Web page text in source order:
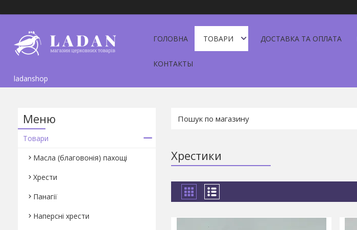
ladanshop
ГОЛОВНА ТОВАРИ ДОСТАВКА ТА ОПЛАТА
КОНТАКТЫ
Хрестики
Товари
Масла (благовонія) пахощі
Хрести
Панагії
Наперсні хрести